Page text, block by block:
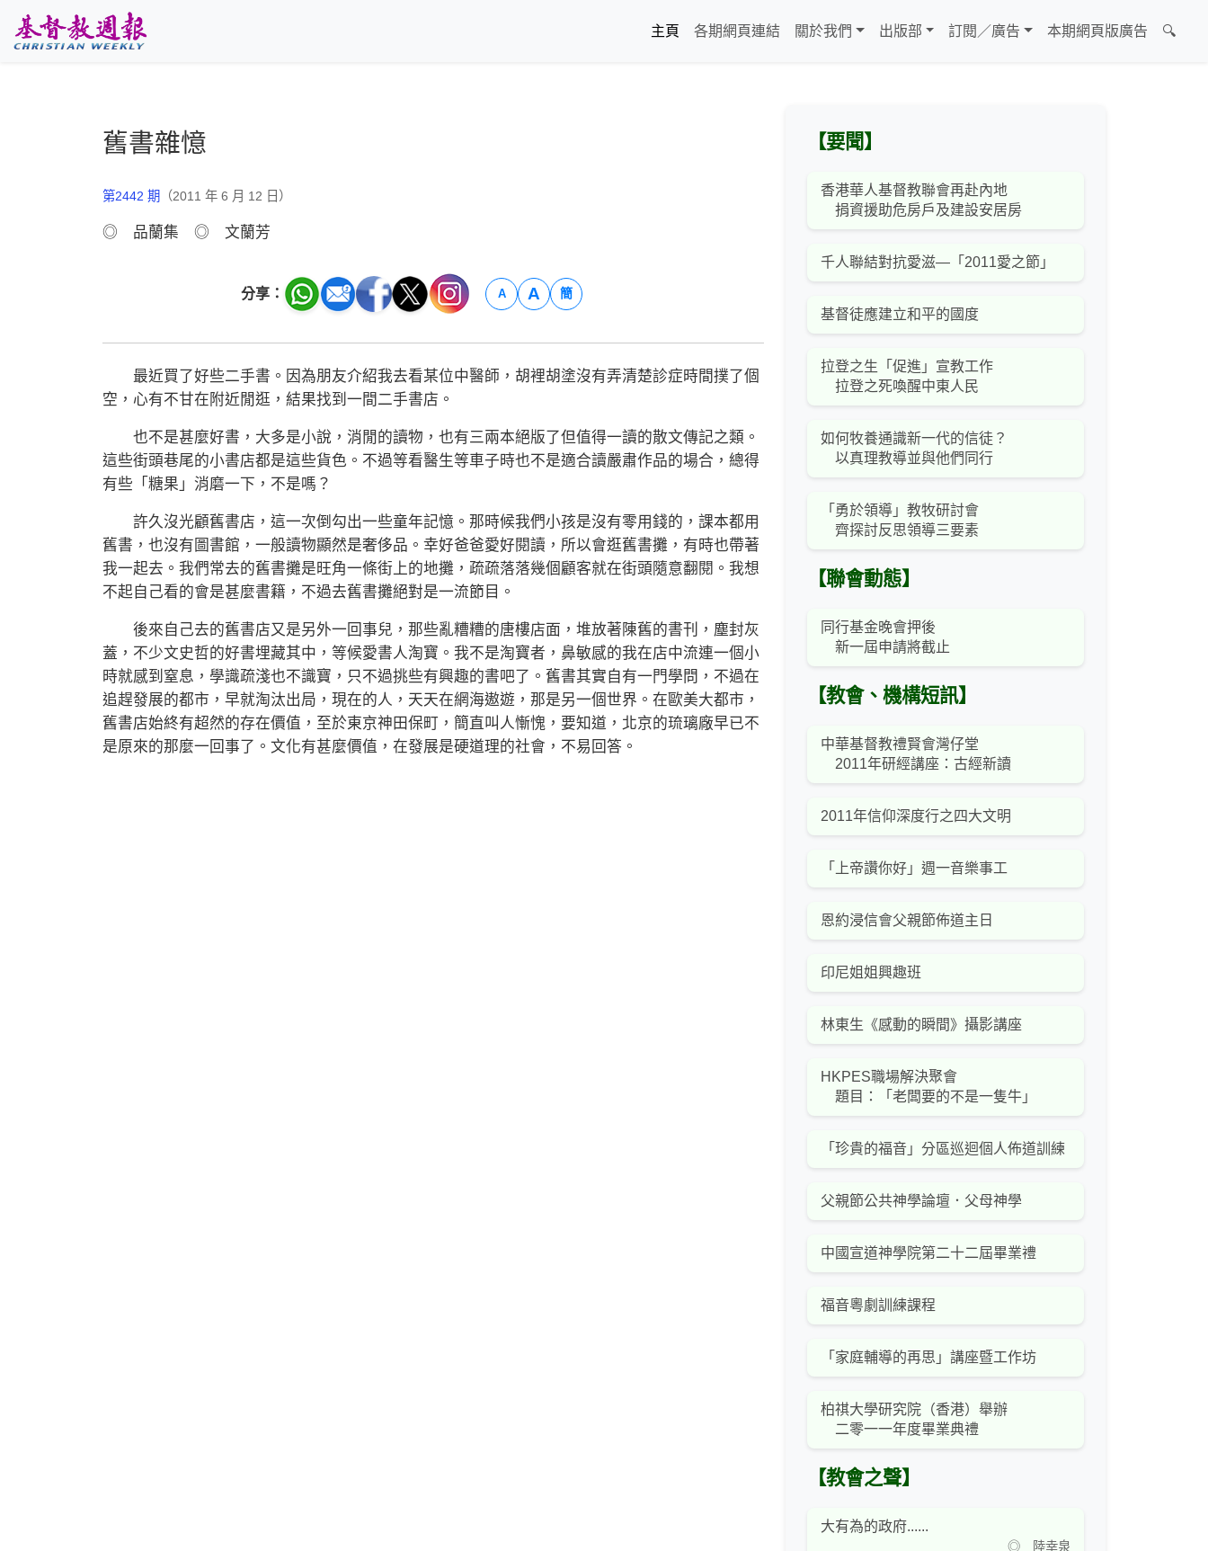
主頁
各期網頁連結 關於我們 出版部 訂閱／廣告 本期網頁版廣告 🔍
舊書雜憶
第2442 期 （2011 年 6 月 12 日）
◎ 品蘭集 ◎ 文蘭芳
分享： A A 簡
最近買了好些二手書。因為朋友介紹我去看某位中醫師，胡裡胡塗沒有弄清楚診症時間撲了個
空，心有不甘在附近閒逛，結果找到一間二手書店。
也不是甚麼好書，大多是小說，消閒的讀物，也有三兩本絕版了但值得一讀的散文傳記之類。
這些街頭巷尾的小書店都是這些貨色。不過等看醫生等車子時也不是適合讀嚴肅作品的場合，總得
有些「糖果」消磨一下，不是嗎？
許久沒光顧舊書店，這一次倒勾出一些童年記憶。那時候我們小孩是沒有零用錢的，課本都用
舊書，也沒有圖書館，一般讀物顯然是奢侈品。幸好爸爸愛好閱讀，所以會逛舊書攤，有時也帶著
我一起去。我們常去的舊書攤是旺角一條街上的地攤，疏疏落落幾個顧客就在街頭隨意翻閱。我想
不起自己看的會是甚麼書籍，不過去舊書攤絕對是一流節目。
後來自己去的舊書店又是另外一回事兒，那些亂糟糟的唐樓店面，堆放著陳舊的書刊，塵封灰
蓋，不少文史哲的好書埋藏其中，等候愛書人淘寶。我不是淘寶者，鼻敏感的我在店中流連一個小
時就感到窒息，學識疏淺也不識寶，只不過挑些有興趣的書吧了。舊書其實自有一門學問，不過在
追趕發展的都市，早就淘汰出局，現在的人，天天在網海遨遊，那是另一個世界。在歐美大都市，
舊書店始終有超然的存在價值，至於東京神田保町，簡直叫人慚愧，要知道，北京的琉璃廠早已不
是原來的那麼一回事了。文化有甚麼價值，在發展是硬道理的社會，不易回答。
【要聞】
香港華人基督教聯會再赴內地
捐資援助危房戶及建設安居房
千人聯結對抗愛滋—「2011愛之節」
基督徒應建立和平的國度
拉登之生「促進」宣教工作
拉登之死喚醒中東人民
如何牧養通識新一代的信徒？
以真理教導並與他們同行
「勇於領導」教牧研討會
齊探討反思領導三要素
【聯會動態】
同行基金晚會押後
新一屆申請將截止
【教會、機構短訊】
中華基督教禮賢會灣仔堂
2011年研經講座：古經新讀
2011年信仰深度行之四大文明
「上帝讚你好」週一音樂事工
恩約浸信會父親節佈道主日
印尼姐姐興趣班
林東生《感動的瞬間》攝影講座
HKPES職場解決聚會
題目：「老闆要的不是一隻牛」
「珍貴的福音」分區巡迴個人佈道訓練
父親節公共神學論壇．父母神學
中國宣道神學院第二十二屆畢業禮
福音粵劇訓練課程
「家庭輔導的再思」講座暨工作坊
柏祺大學研究院（香港）舉辦
二零一一年度畢業典禮
【教會之聲】
大有為的政府......
◎ 陸幸泉